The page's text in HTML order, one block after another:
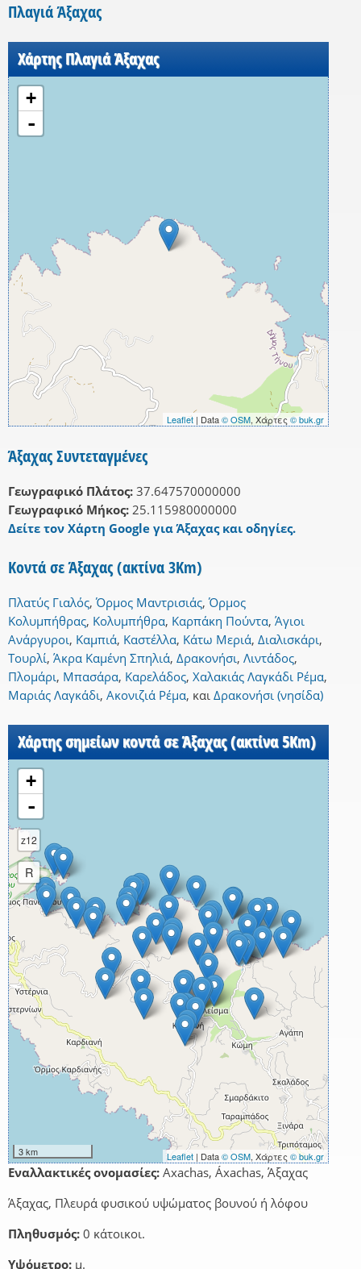
Πλαγιά Άξαχας
Χάρτης Πλαγιά Άξαχας
+
-
Leaflet | Data© OSM, Χάρτες © buk.gr
Άξαχας Συντεταγμένες
Γεωγραφικό Πλάτος: 37.647570000000
Γεωγραφικό Μήκος: 25.115980000000
Δείτε τον Χάρτη Google για Άξαχας και οδηγίες.
Κοντά σε Άξαχας (ακτίνα 3Km)
Πλατύς Γιαλός,Όρμος Μαντρισιάς,Όρμος
Κολυμπήθρας, Κολυμπήθρα, Καρπάκη Πούντα, Άγιοι
Ανάργυροι, Καμπιά, Καστέλλα, Κάτω Μεριά, Διαλισκάρι,
Τουρλί, Άκρα Καμένη Σπηλιά, Δρακονήσι, Λιντάδος,
Πλομάρι, Μπασάρα, Καρελάδος, Χαλακιάς Λαγκάδι Ρέμα,
Μαριάς Λαγκάδι, Ακονιζιά Ρέμα, και Δρακονήσι (νησίδα)
Χάρτης σημείων κοντά σε Άξαχας (ακτίνα 5Km)
+
-
z12
R
3 km Leaflet | Data© OSM, Χάρτες © buk.gr
Εναλλακτικές ονομασίες: Axachas, Áxachas, Άξαχας
Άξαχας, Πλευρά φυσικού υψώματος βουνού ή λόφου
Πληθυσμός: 0 κάτοικοι.
Υψόμετρο: μ.